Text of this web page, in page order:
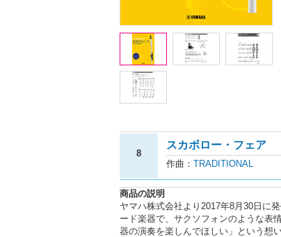
8
スカボロー・フェア
作曲： TRADITIONAL
商品の説明
ヤマハ株式会社より2017年8月30日に
ード楽器で、サクソフォンのような表
器の演奏を楽しんでほしい」という想